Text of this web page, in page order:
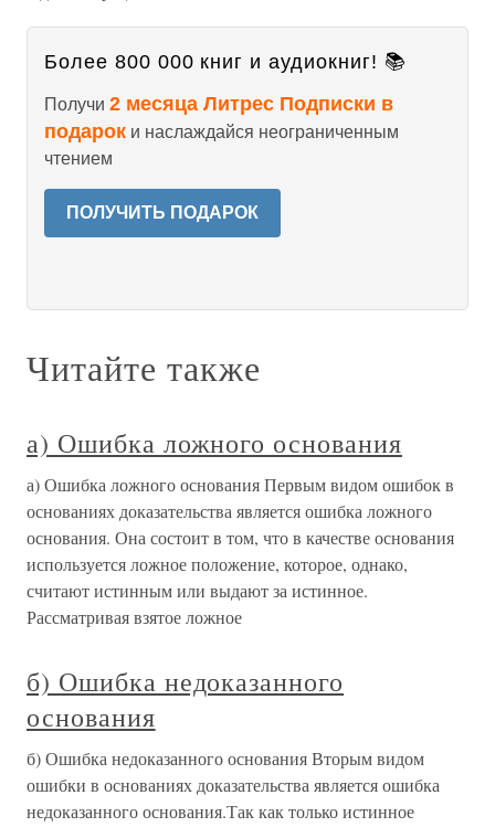
Более 800 000 книг и аудиокниг! 📚
Получи 2 месяца Литрес Подписки в
подарок и наслаждайся неограниченным
чтением
ПОЛУЧИТЬ ПОДАРОК
Читайте также
а) Ошибка ложного основания
а) Ошибка ложного основания Первым видом ошибок в
основаниях доказательства является ошибка ложного
основания. Она состоит в том, что в качестве основания
используется ложное положение, которое, однако,
считают истинным или выдают за истинное.
Рассматривая взятое ложное
б) Ошибка недоказанного
основания
б) Ошибка недоказанного основания Вторым видом
ошибки в основаниях доказательства является ошибка
недоказанного основания.Так как только истинное